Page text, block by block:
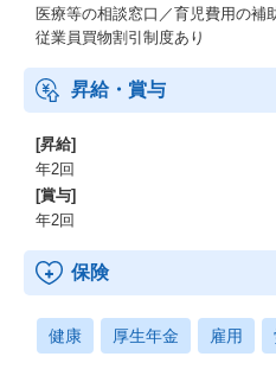
私たちはAIを千載一遇のチャンス
き出すことが重要だと考えていま
今年はプロダクトマネジメント組
すが、AIのさらなる進化によって
るかもしれない。
そう感じており、来年度にはAI前
ある「バイブネイティブ組織」へ
ます。
【AI駆動開発を本格化】
AIにプロンプトを投げて、次々に
を実践するために、6月には「プ
これは、CTOが1人で1ヶ月間に
う試みです。
医療等の相談窓口／育児費用の補
従業員買物割引制度あり
昇給・賞与
[昇給]
年2回
[賞与]
年2回
保険
健康 厚生年金 雇用